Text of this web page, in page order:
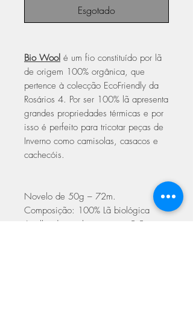
Esgotado
Bio Wool é um fio constituído por lã
de origem 100% orgânica, que
pertence à colecção EcoFriendly da
Rosários 4. Por ser 100% lã apresenta
grandes propriedades térmicas e por
isso é perfeito para tricotar peças de
Inverno como camisolas, casacos e
cachecóis.
Novelo de 50g – 72m.
Composição: 100% Lã biológica
Agulha de crochê ou tricot: 5.5mm.